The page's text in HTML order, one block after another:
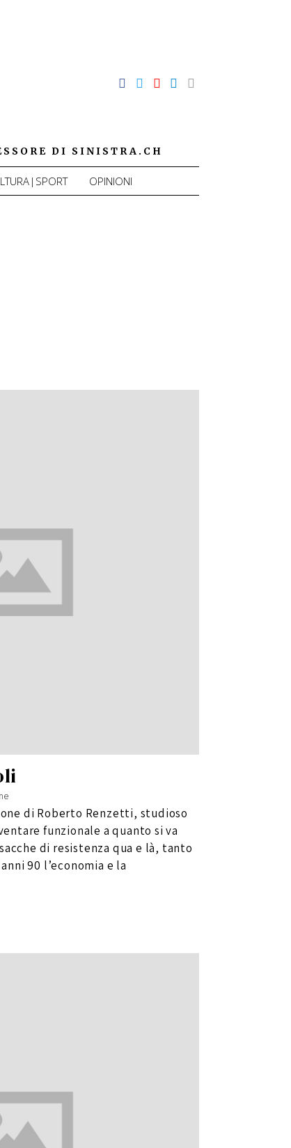
DI SINISTRA.CH
OPINIONI
di Roberto Renzetti, studioso
funzionale a quanto si va
di resistenza qua e là, tanto
90 l’economia e la